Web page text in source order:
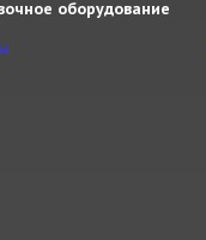
оборудование